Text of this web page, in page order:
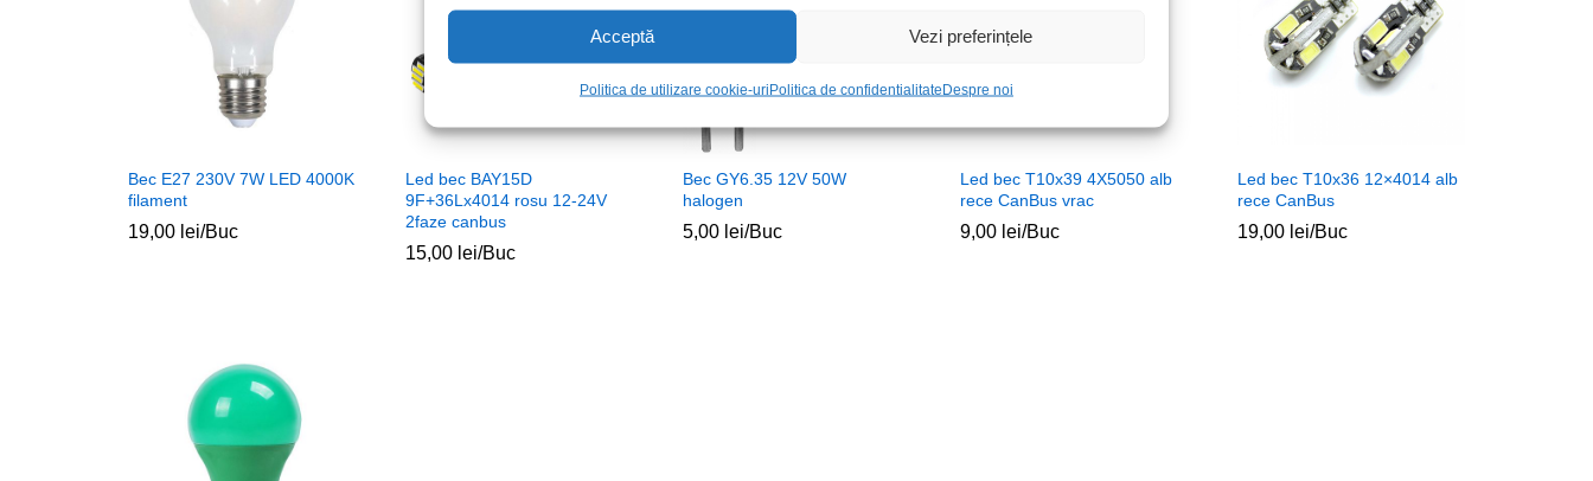
Acceptă Vezi preferințele
Politica de utilizare cookie-uriPolitica de confidentialitateDespre noi
Bec E27 230V 7W LED 4000K
filament
19,00 lei/Buc
Led bec BAY15D
9F+36Lx4014 rosu 12-24V
2faze canbus
15,00 lei/Buc
Bec GY6.35 12V 50W
halogen
5,00 lei/Buc
Led bec T10x39 4X5050 alb
rece CanBus vrac
9,00 lei/Buc
Led bec T10x36 12×4014 alb
rece CanBus
19,00 lei/Buc